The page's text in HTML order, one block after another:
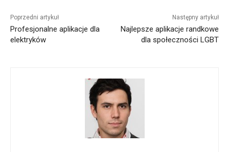
Poprzedni artykuł
Profesjonalne aplikacje dla
elektryków
Następny artykuł
Najlepsze aplikacje randkowe
dla społeczności LGBT